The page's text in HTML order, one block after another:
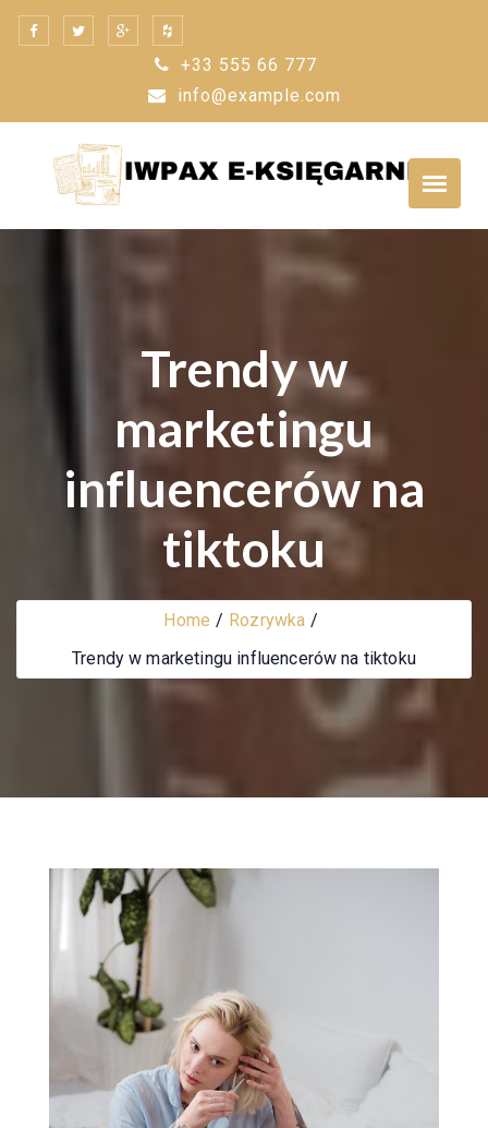
Skip
+33 555 66 777
info@example.com
Trendy w
marketingu
influencerów na
tiktoku
Home
Rozrywka
Trendy w marketingu influencerów na tiktoku